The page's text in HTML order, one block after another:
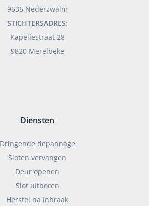
9636 Nederzwalm
STICHTERSADRES:
Kapellestraat 28
9820 Merelbeke
Diensten
Dringende depannage
Sloten vervangen
Deur openen
Slot uitboren
Herstel na inbraak